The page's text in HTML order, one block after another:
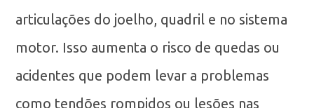
articulações do joelho, quadril e no sistema
motor. Isso aumenta o risco de quedas ou
acidentes que podem levar a problemas
como tendões rompidos ou lesões nas